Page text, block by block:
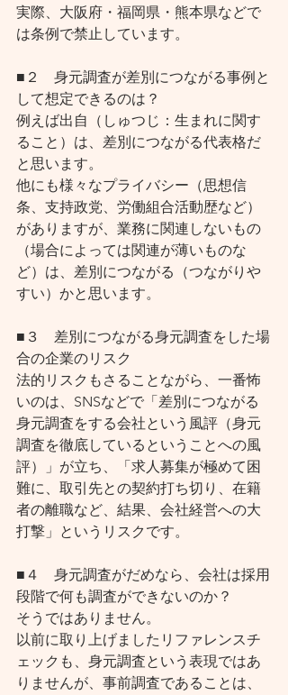
実際、大阪府・福岡県・熊本県などで
は条例で禁止しています。
■２　身元調査が差別につながる事例と
して想定できるのは？
例えば出自（しゅつじ：生まれに関す
ること）は、差別につながる代表格だ
と思います。
他にも様々なプライバシー（思想信
条、支持政党、労働組合活動歴など）
がありますが、業務に関連しないもの
（場合によっては関連が薄いものな
ど）は、差別につながる（つながりや
すい）かと思います。
■３　差別につながる身元調査をした場
合の企業のリスク
法的リスクもさることながら、一番怖
いのは、SNSなどで「差別につながる
身元調査をする会社という風評（身元
調査を徹底しているということへの風
評）」が立ち、「求人募集が極めて困
難に、取引先との契約打ち切り、在籍
者の離職など、結果、会社経営への大
打撃」というリスクです。
■４　身元調査がだめなら、会社は採用
段階で何も調査ができないのか？
そうではありません。
以前に取り上げましたリファレンスチ
ェックも、身元調査という表現ではあ
りませんが、事前調査であることは、